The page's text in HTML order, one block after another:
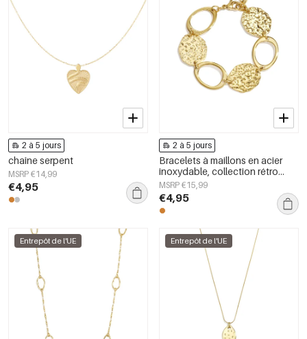
2 à 5 jours
chaîne serpent
MSRP €14,99
€4,95
2 à 5 jours
Bracelets à maillons en acier
inoxydable, collection rétro
classique pour femmes
MSRP €15,99
€4,95
Entrepôt de l'UE Entrepôt de l'UE